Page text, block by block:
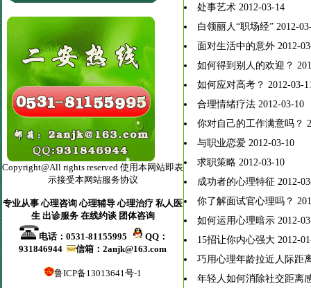
处事艺术 2012-03-14
白领丽人“职场经” 2012-
面对生活中的意外 2012-
如何得到别人的欢迎？
如何应对高考？ 2012-03-
合理情绪疗法 2012-03-10
你对自己的工作满意吗？
与职业恋爱 2012-03-10
求职策略 2012-03-10
成功者的心理特征 2012-
你了解面试官心理吗？
如何运用心理暗示 2012-
15招让你内心强大 2012-
巧用心理年龄拉近人际距
年轻人如何消除社交距离
Copyright@All rights reserved 使用本网站即表
示接受本网站服务协议
专业从事 心理咨询 心理辅导 心理治疗 私人医
生 出诊服务 在线约谈 团体咨询
电话：0531-81155995
QQ：
931846944
信箱：2anjk@163.com
鲁ICP备13013641号-1